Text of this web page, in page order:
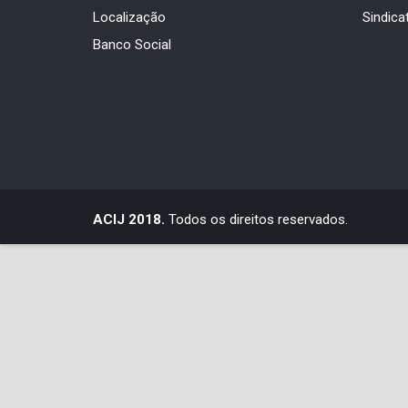
Localização
Banco Social
ACIJ 2018. Todos os direitos reservados.